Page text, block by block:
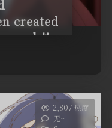
created
处
2,807 热度
无~